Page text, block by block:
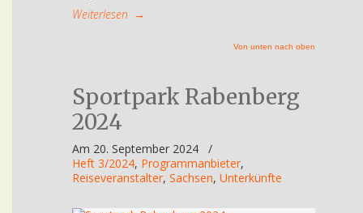
Weiterlesen →
Von unten nach oben
Sportpark Rabenberg
2024
Am 20. September 2024
/
Heft 3/2024, Programmanbieter,
Reiseveranstalter, Sachsen, Unterkünfte